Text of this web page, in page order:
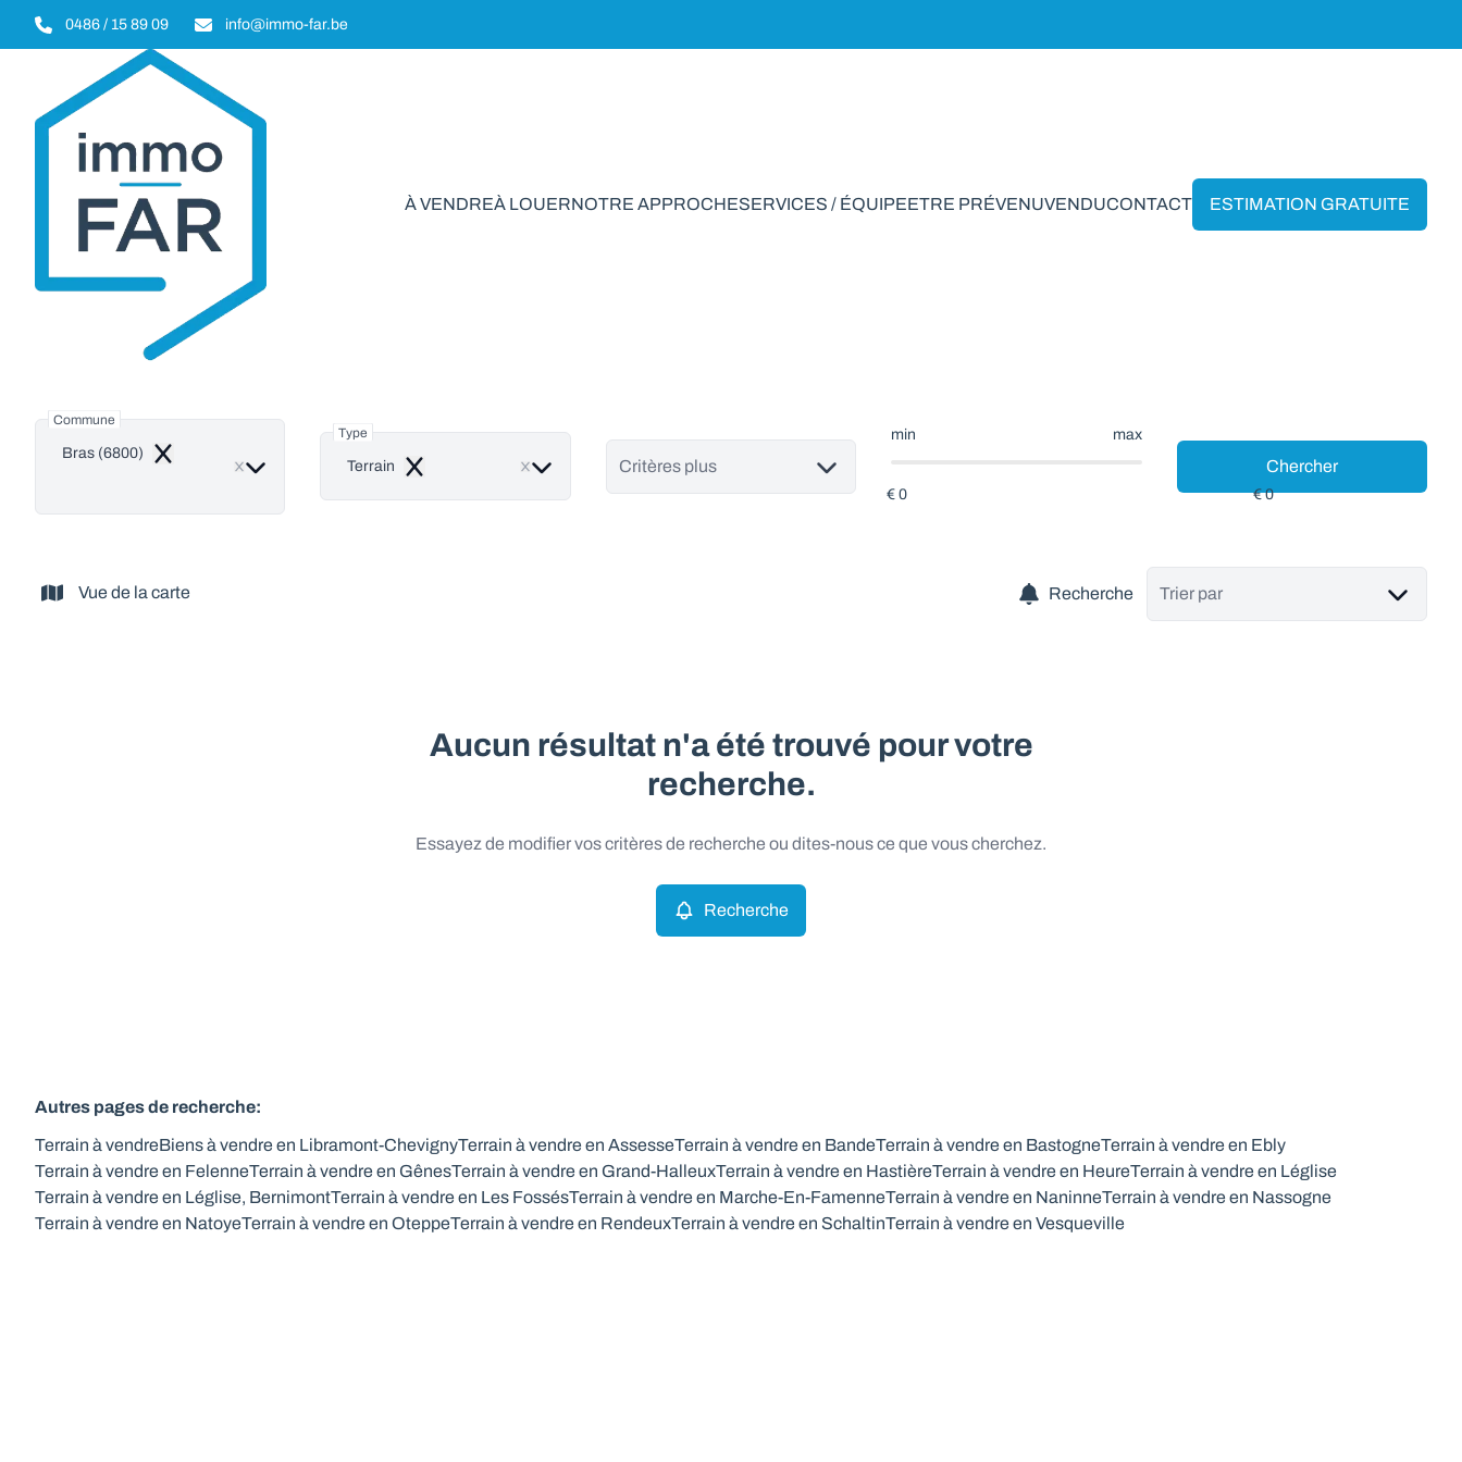
Aller au contenu principal
0486 / 15 89 09 info@immo-far.be
À VENDREÀ LOUERNOTRE APPROCHESERVICES / ÉQUIPEETRE PRÉVENUVENDUCONTACT ESTIMATION GRATUITE
Terrain à vendre en Libramont-Chevigny
Commune
Bras (6800) Remove
Type
Terrain Remove Critères plus
min max
Chercher
Vue de la carte Recherche Trier par
Aucun résultat n'a été trouvé pour votre
recherche.
Essayez de modifier vos critères de recherche ou dites-nous ce que vous cherchez.
Recherche
Autres pages de recherche:
Terrain à vendreBiens à vendre en Libramont-ChevignyTerrain à vendre en AssesseTerrain à vendre en BandeTerrain à vendre en BastogneTerrain à vendre en Ebly
Terrain à vendre en FelenneTerrain à vendre en GênesTerrain à vendre en Grand-HalleuxTerrain à vendre en HastièreTerrain à vendre en HeureTerrain à vendre en Léglise
Terrain à vendre en Léglise, BernimontTerrain à vendre en Les FossésTerrain à vendre en Marche-En-FamenneTerrain à vendre en NaninneTerrain à vendre en Nassogne
Terrain à vendre en NatoyeTerrain à vendre en OteppeTerrain à vendre en RendeuxTerrain à vendre en SchaltinTerrain à vendre en Vesqueville